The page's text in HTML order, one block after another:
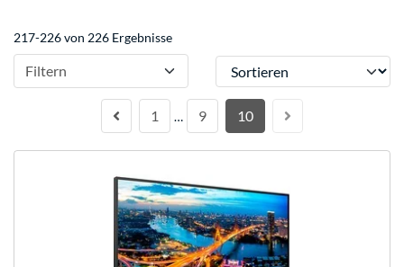
217-226 von 226 Ergebnisse
Filtern Sortieren
1 … 9 10